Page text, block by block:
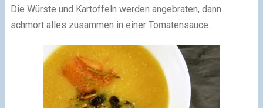
Die Würste und Kartoffeln werden angebraten, dann
schmort alles zusammen in einer Tomatensauce.